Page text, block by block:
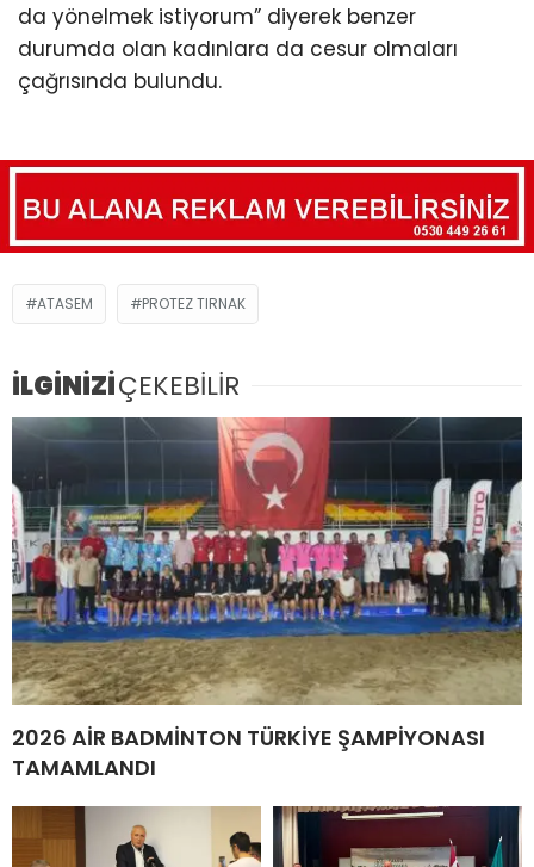
da yönelmek istiyorum” diyerek benzer
durumda olan kadınlara da cesur olmaları
çağrısında bulundu.
ATASEM PROTEZ TIRNAK
İLGİNİZİÇEKEBİLİR
2026 AİR BADMİNTON TÜRKİYE ŞAMPİYONASI
TAMAMLANDI